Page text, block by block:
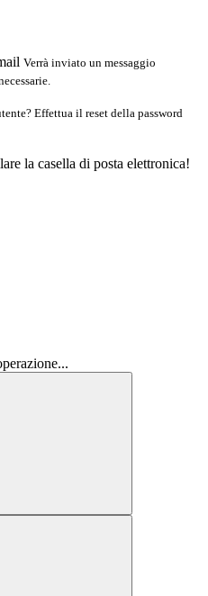
Verrà inviato un messaggio
Effettua il reset della password
la casella di posta elettronica!